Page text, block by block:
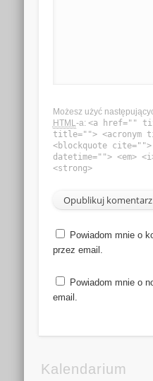
Możesz użyć
HTML -a: <a href=""
title=""> <acronym
<blockquote
datetime=""> <em>
<strong>
Powiadom mnie o
przez email.
Powiadom mnie o
email.
Kalendarium